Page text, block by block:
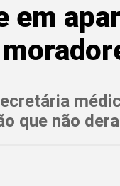
em
que não